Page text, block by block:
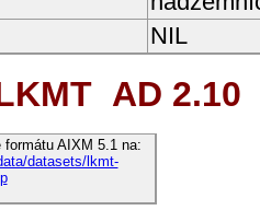
NIL
AD 2.10
AIXM 5.1 na:
datasets/lkmt-